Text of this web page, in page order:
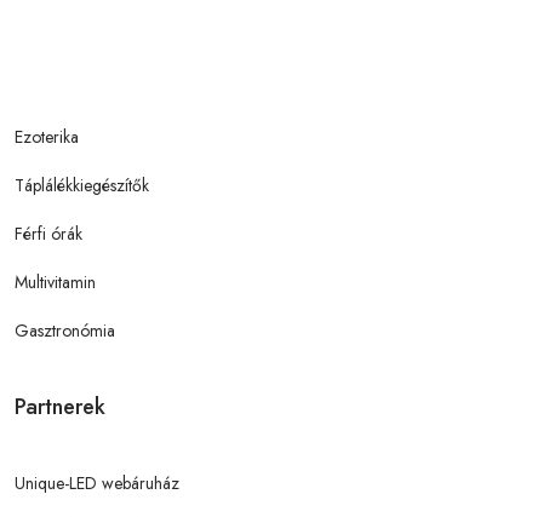
Ezoterika
Táplálékkiegészítők
Férfi órák
Multivitamin
Gasztronómia
Partnerek
Unique-LED webáruház